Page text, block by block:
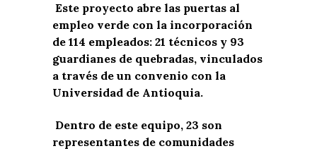
Este proyecto abre las puertas al
empleo verde con la incorporación
de 114 empleados: 21 técnicos y 93
guardianes de quebradas, vinculados
a través de un convenio con la
Universidad de Antioquia.
Dentro de este equipo, 23 son
representantes de comunidades